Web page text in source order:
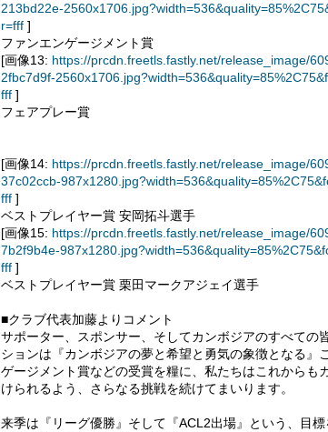
213bd22e-
r=fff ]
ファンエンゲージメント賞
[画像13: https://prcdn.freetls.fastly.net/release_image/
2fbc7d9f-
fff ]
フェアプレー賞
[画像14: https://prcdn.freetls.fastly.net/release_image/
37c02ccb-
fff ]
ベストプレイヤー賞 安岡拓斗選手
[画像15: https://prcdn.freetls.fastly.net/release_image/
7b2f9b4e-
fff ]
ベストプレイヤー賞 栗田マークアジェイ選手
■クラブ代表加藤よりコメント
サポーター、スポンサー、そしてカンボジアのすべての
ションは『カンボジアの夢と希望と勇気の象徴となる』
ゲージメント賞などの受賞を糧に、私たちはこれからも
けられるよう、さらなる挑戦を続けてまいります。
来季は『リーグ優勝』そして『ACL2出場』という、目